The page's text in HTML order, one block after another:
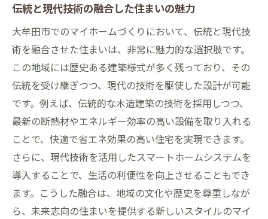
伝統と現代技術の融合した住まいの魅力
大牟田市でのマイホームづくりにおいて、伝統と現代技
術を融合させた住まいは、非常に魅力的な選択肢です。
この地域には歴史ある建築様式が多く残っており、その
伝統を受け継ぎつつ、現代の技術を駆使した設計が可能
です。例えば、伝統的な木造建築の技術を採用しつつ、
最新の断熱材やエネルギー効率の高い設備を取り入れる
ことで、快適で省エネ効果の高い住宅を実現できます。
さらに、現代技術を活用したスマートホームシステムを
導入することで、生活の利便性を向上させることもでき
ます。こうした融合は、地域の文化や歴史を尊重しなが
ら、未来志向の住まいを提供する新しいスタイルのマイ